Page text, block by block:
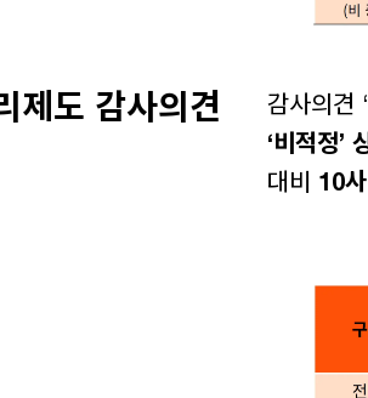
제도 감사의견 감사의견
‘비적정’
대비 10